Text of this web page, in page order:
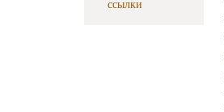
ссылки